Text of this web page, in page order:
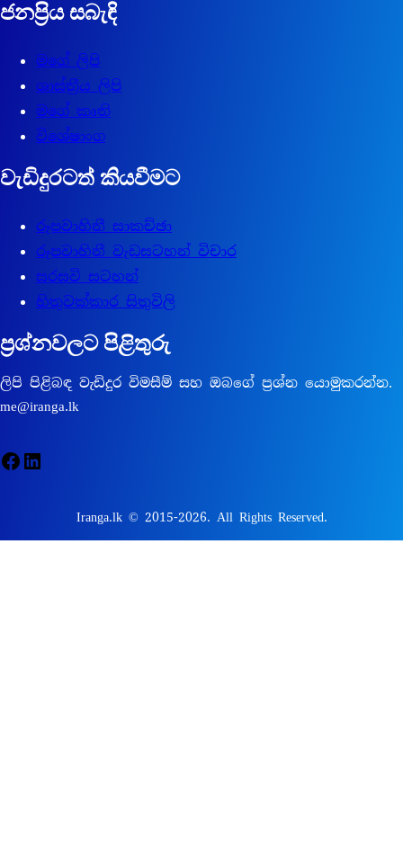
ජනප්‍රිය සබැඳි
මගේ ලිපි
ශාස්ත්‍රීය ලිපි
මගේ කෘති
විශේෂාංග
වැඩිදුරටත් කියවීමට
රූපවාහිනී සාකච්ඡා
රූපවාහිනී වැඩසටහන් විචාර
සරසවි සටහන්
හිතුවක්කාර සිතුවිලි
ප්‍රශ්නවලට පිළිතුරු
ලිපි පිළිබඳ වැඩිදුර විමසීම් සහ ඔබගේ ප්‍රශ්න යොමුකරන්න.
me@iranga.lk
Facebook LinkedIn
Iranga.lk © 2015-2026. All Rights Reserved.